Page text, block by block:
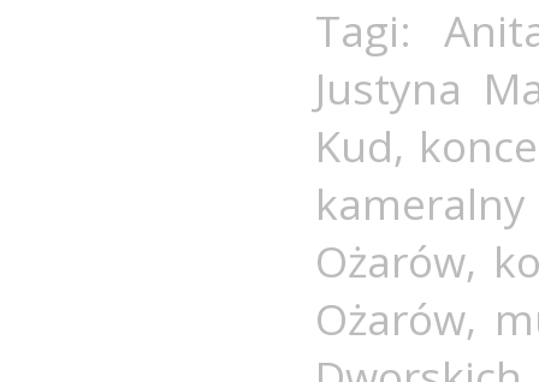
Tagi:
Justyna
Kud,
Ożarów,
Ożarów,